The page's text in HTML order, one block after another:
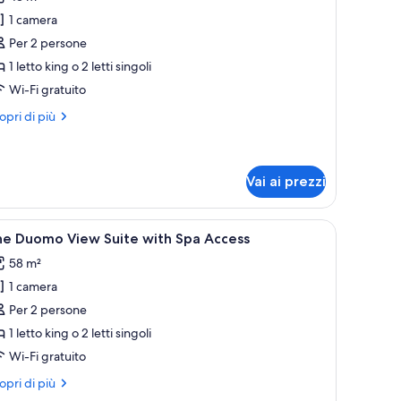
1 camera
Per 2 persone
1 letto king o 2 letti singoli
Wi-Fi gratuito
di più
Vai ai prezzi
grande, pannelli in legno, un comodino, uno specchio e vista sulla
Una stanza con vista su un duomo gotico
6 Duomo View Suite with Spa Access
58 m²
1 camera
Per 2 persone
1 letto king o 2 letti singoli
Wi-Fi gratuito
di più